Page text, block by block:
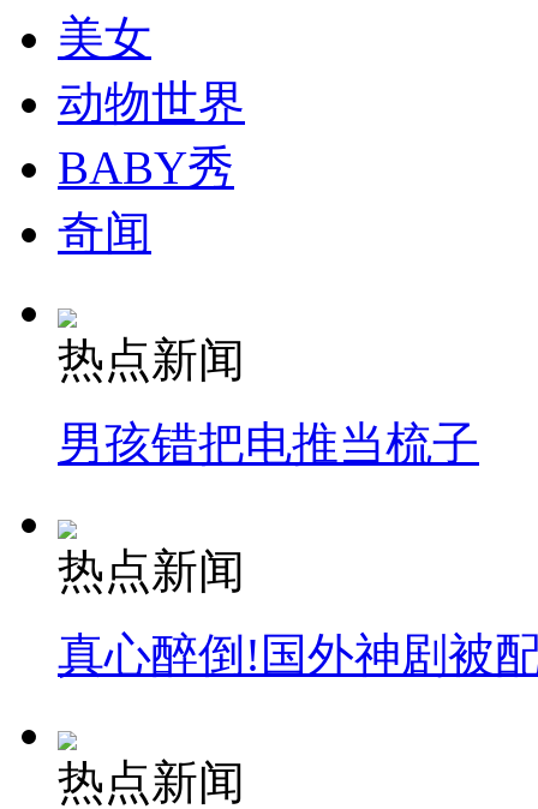
女孩北京地铁殴打老人 痛下狠手拳打脚踢
无痛分娩是否安全 医生回应
外交部：反对强权政治霸凌主义
安徽一实载49人客车翻车
走！跟着总书记去植树
消防员救轻生者 花炮节热闹非凡 减压"枕头大战"
纽约上演“枕头大战”
美女
动物世界
BABY秀
奇闻
热点新闻
男孩错把电推当梳子
热点新闻
真心醉倒!国外神剧被
热点新闻